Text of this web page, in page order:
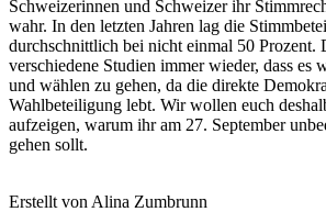
Schweizerinnen und Schweizer ihr
wahr. In den letzten Jahren lag die
durchschnittlich bei nicht einmal 50 Prozent.
verschiedene Studien immer wieder, dass es
und wählen zu gehen, da die direkte
Wahlbeteiligung lebt. Wir wollen euch
aufzeigen, warum ihr am 27. September
gehen sollt.
Erstellt von Alina Zumbrunn